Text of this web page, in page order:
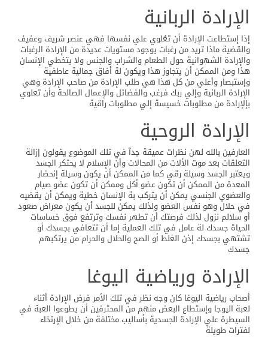
الإرادة الربانية
إذا إستطاعت الإرادة أن تعُلوي علي نفسها فهي عنصر شريف وعفيف
والقضية ماذا تريد من رغبات يوجود مستويات عديدة من الإرادة الرغبات
والإرادة الشهوانية حول الطعام والشراب والجنس ولا يتخطي الإنسان
هذا ومن الممكن أن يتجاوز هذا ويكون لة أفاق جمالية عاطفية
وإستبصار وأعلي من كل هذا هي طلب الإرادة من صاحب الإرادة وهي
الإرادة الربانية وإلي ربك فرغب والفضائل والإعمال الصالحة وأن تعلوي
بإلإرادة من مطلوبات خسيسة إلي مطلوبات راقية
الإرادة الروحية
العارفين بالله لهن نظرات عميقة جدآ في تلك الموضوع يقولون إزالة
التعلقات بعد موت الألات من المحالات وأن الإسلام لا يحتكر الجسد
ويعتبر الجسد وسيلة رقي كما من الممكن أن يكون وسيلة إنحضار
المعدة من الممكن أن تكون عضو أكل وممكن أن تكون عضو صيام
والعضوي الجنسي يمكن أن يتركب بة الإنسان خطية ويمكن أن يقضيه
في حلال وهو نفس العضو ولذلك يمكن للجسد أن يكون معراض صعود
أو سلالم نزول لذلك فرصتك أن تطهر نفسك وترتفع فوق خساسات
الحياة جسدك لة عامل في تلك العملية إما أن تتعافي بجسدك أو
تشتهي بجسدك إذن الغلط أو الصح والحلال والحرام من يرتكبهم
جسدك
الإرادة ورياضية اليوغا
أصحاب رياضية اليوغا كان وجه نظر في تلك الأمر فرض الإرادة أثناء
لعبة اليوجا وإستطاع البعض منهم من المحترفين أن يطوعوا العبة في
السيطرة علي الإرادة الجسدية بأساليب مختلفة من خلال الإرتخاء
لفترات طويلة